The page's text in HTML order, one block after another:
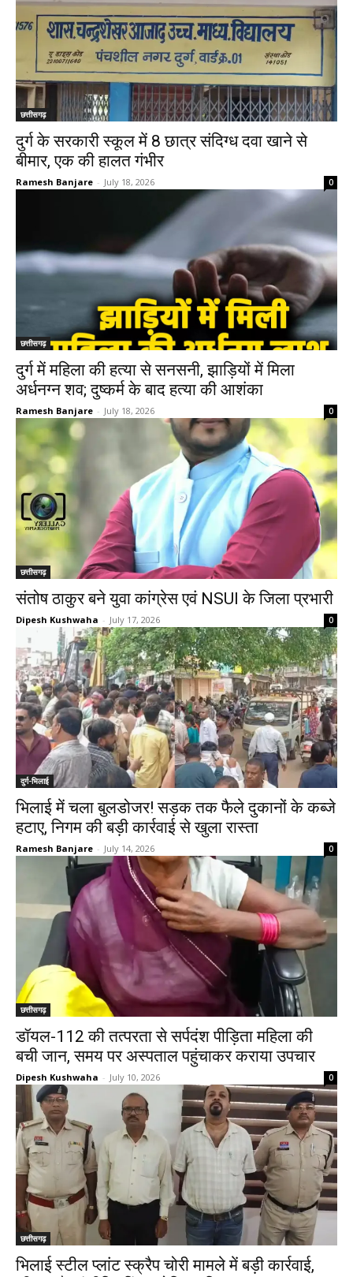
छत्तीसगढ़
दुर्ग के सरकारी स्कूल में 8 छात्र संदिग्ध दवा खाने से
बीमार, एक की हालत गंभीर
Ramesh Banjare - July 18, 2026 0
छत्तीसगढ़
दुर्ग में महिला की हत्या से सनसनी, झाड़ियों में मिला
अर्धनग्न शव; दुष्कर्म के बाद हत्या की आशंका
Ramesh Banjare - July 18, 2026 0
छत्तीसगढ़
संतोष ठाकुर बने युवा कांग्रेस एवं NSUI के जिला प्रभारी
Dipesh Kushwaha - July 17, 2026 0
दुर्ग-भिलाई
भिलाई में चला बुलडोजर! सड़क तक फैले दुकानों के कब्जे
हटाए, निगम की बड़ी कार्रवाई से खुला रास्ता
Ramesh Banjare - July 14, 2026 0
छत्तीसगढ़
डॉयल-112 की तत्परता से सर्पदंश पीड़िता महिला की
बची जान, समय पर अस्पताल पहुंचाकर कराया उपचार
Dipesh Kushwaha - July 10, 2026 0
छत्तीसगढ़
भिलाई स्टील प्लांट स्क्रैप चोरी मामले में बड़ी कार्रवाई,